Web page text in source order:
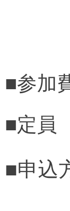
■参加
■定員
■申込